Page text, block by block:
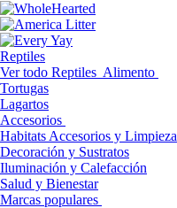
Reptiles
Ver todo Reptiles Alimento
Tortugas
Lagartos
Accesorios
Habitats Accesorios y Limpieza
Decoración y Sustratos
Iluminación y Calefacción
Salud y Bienestar
Marcas populares